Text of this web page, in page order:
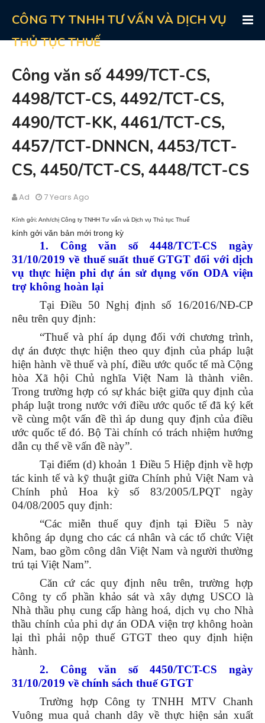
CÔNG TY TNHH TƯ VẤN VÀ DỊCH VỤ
THỦ TỤC THUẾ
Công văn số 4499/TCT-CS,
4498/TCT-CS, 4492/TCT-CS,
4490/TCT-KK, 4461/TCT-CS,
4457/TCT-DNNCN, 4453/TCT-
CS, 4450/TCT-CS, 4448/TCT-CS
Ad 7 Years Ago
Kính gởi: Anh/chị Công ty TNHH Tư vấn và Dịch vụ Thủ tục Thuế
kính gởi văn bản mới trong kỳ
1. Công văn số 4448/TCT-CS ngày
31/10/2019 về thuế suất thuế GTGT đối với dịch
vụ thực hiện phi dự án sử dụng vốn ODA viện
trợ không hoàn lại
Tại Điều 50 Nghị định số 16/2016/NĐ-CP
nêu trên quy định:
“Thuế và phí áp dụng đối với chương trình,
dự án được thực hiện theo quy định của pháp luật
hiện hành về thuế và phí, điều ước quốc tế mà Cộng
hòa Xã hội Chủ nghĩa Việt Nam là thành viên.
Trong trường hợp có sự khác biệt giữa quy định của
pháp luật trong nước với điều ước quốc tế đã ký kết
về cùng một vấn đề thì áp dung quy định của điều
ước quốc tế đó. Bộ Tài chính có trách nhiệm hướng
dẫn cụ thể về vấn đề này”.
Tại điểm (d) khoản 1 Điều 5 Hiệp định về hợp
tác kinh tế và kỹ thuật giữa Chính phủ Việt Nam và
Chính phủ Hoa kỳ số 83/2005/LPQT ngày
04/08/2005 quy định:
“Các miễn thuế quy định tại Điều 5 này
không áp dụng cho các cá nhân và các tổ chức Việt
Nam, bao gồm công dân Việt Nam và người thường
trú tại Việt Nam”.
Căn cứ các quy định nêu trên, trường hợp
Công ty cổ phần khảo sát và xây dựng USCO là
Nhà thầu phụ cung cấp hàng hoá, dịch vụ cho Nhà
thầu chính của phi dự án ODA viện trợ không hoàn
lại thì phải nộp thuế GTGT theo quy định hiện
hành.
2. Công văn số 4450/TCT-CS ngày
31/10/2019 về chính sách thuế GTGT
Trường hợp Công ty TNHH MTV Chanh
Vuông mua quả chanh dây về thực hiện sản xuất